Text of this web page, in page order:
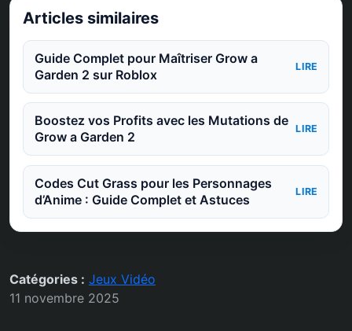
Articles similaires
Guide Complet pour Maîtriser Grow a
Garden 2 sur Roblox
LIRE
Boostez vos Profits avec les Mutations de
Grow a Garden 2
LIRE
Codes Cut Grass pour les Personnages
d’Anime : Guide Complet et Astuces
LIRE
Catégories : Jeux Vidéo
11 novembre 2025